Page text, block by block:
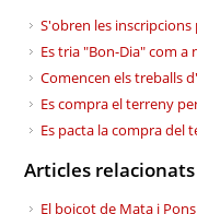
S'obren les
Es tria "Bon-Dia" com
Comencen els treballs
Es compra el terreny
Es pacta la compra del
Articles relacionats
El boicot de Mata i Pons